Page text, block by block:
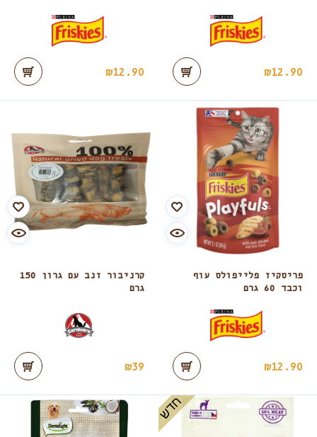
₪12.90
₪12.90
פריסקיז פלייפולס עוף
וכבד 60 גרם
₪12.90
קרניבור זנב עם גרון 150
גרם
₪39
חדש